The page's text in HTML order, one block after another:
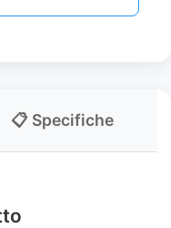
📋 Specifiche